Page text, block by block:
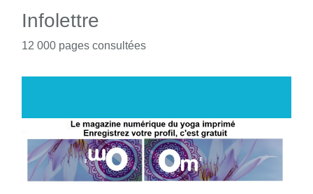
Infolettre
12 000 pages consultées